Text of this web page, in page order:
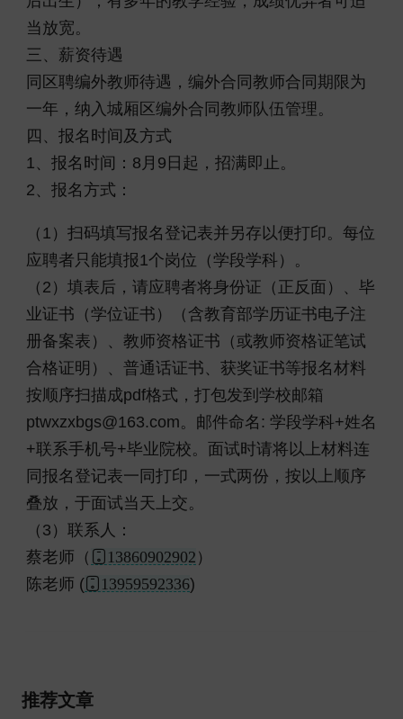
当放宽。
三、薪资待遇
同区聘编外教师待遇，编外合同教师合同期限为
一年，纳入城厢区编外合同教师队伍管理。
四、报名时间及方式
1、报名时间：8月9日起，招满即止。
2、报名方式：
（1）扫码填写报名登记表并另存以便打印。每位
应聘者只能填报1个岗位（学段学科）。
（2）填表后，请应聘者将身份证（正反面）、毕
业证书（学位证书）（含教育部学历证书电子注
册备案表）、教师资格证书（或教师资格证笔试
合格证明）、普通话证书、获奖证书等报名材料
按顺序扫描成pdf格式，打包发到学校邮箱
ptwxzxbgs@163.com。邮件命名: 学段学科+姓名
+联系手机号+毕业院校。面试时请将以上材料连
同报名登记表一同打印，一式两份，按以上顺序
叠放，于面试当天上交。
（3）联系人：
蔡老师（
13860902902 ）
陈老师 (
13959592336)
推荐文章